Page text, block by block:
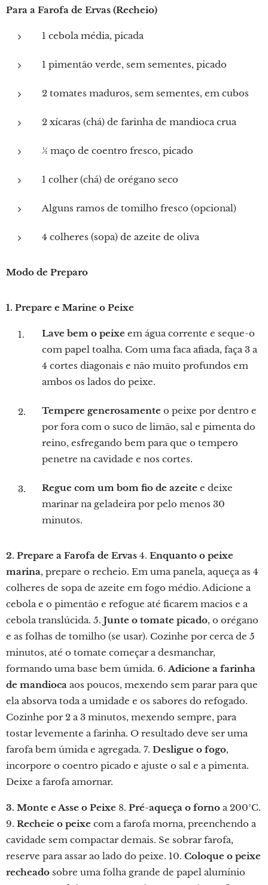
Para a Farofa de Ervas (Recheio)
1 cebola média, picada
1 pimentão verde, sem sementes, picado
2 tomates maduros, sem sementes, em cubos
2 xícaras (chá) de farinha de mandioca crua
½ maço de coentro fresco, picado
1 colher (chá) de orégano seco
Alguns ramos de tomilho fresco (opcional)
4 colheres (sopa) de azeite de oliva
Modo de Preparo
1. Prepare e Marine o Peixe
Lave bem o peixe em água corrente e seque-o
com papel toalha. Com uma faca afiada, faça 3 a
4 cortes diagonais e não muito profundos em
ambos os lados do peixe.
Tempere generosamente o peixe por dentro e
por fora com o suco de limão, sal e pimenta do
reino, esfregando bem para que o tempero
penetre na cavidade e nos cortes.
Regue com um bom fio de azeite e deixe
marinar na geladeira por pelo menos 30
minutos.
2. Prepare a Farofa de Ervas 4. Enquanto o peixe
marina, prepare o recheio. Em uma panela, aqueça as 4
colheres de sopa de azeite em fogo médio. Adicione a
cebola e o pimentão e refogue até ficarem macios e a
cebola translúcida. 5. Junte o tomate picado, o orégano
e as folhas de tomilho (se usar). Cozinhe por cerca de 5
minutos, até o tomate começar a desmanchar,
formando uma base bem úmida. 6.Adicione a farinha
de mandioca aos poucos, mexendo sem parar para que
ela absorva toda a umidade e os sabores do refogado.
Cozinhe por 2 a 3 minutos, mexendo sempre, para
tostar levemente a farinha. O resultado deve ser uma
farofa bem úmida e agregada. 7. Desligue o fogo,
incorpore o coentro picado e ajuste o sal e a pimenta.
Deixe a farofa amornar.
3. Monte e Asse o Peixe 8. Pré-aqueça o forno a 200°C.
9. Recheie o peixe com a farofa morna, preenchendo a
cavidade sem compactar demais. Se sobrar farofa,
reserve para assar ao lado do peixe. 10. Coloque o peixe
recheado sobre uma folha grande de papel alumínio